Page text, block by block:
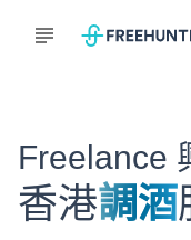
Freelance
香港調酒